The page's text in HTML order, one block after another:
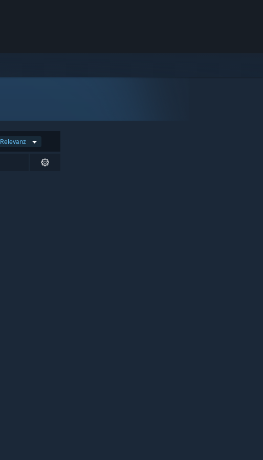
Relevanz